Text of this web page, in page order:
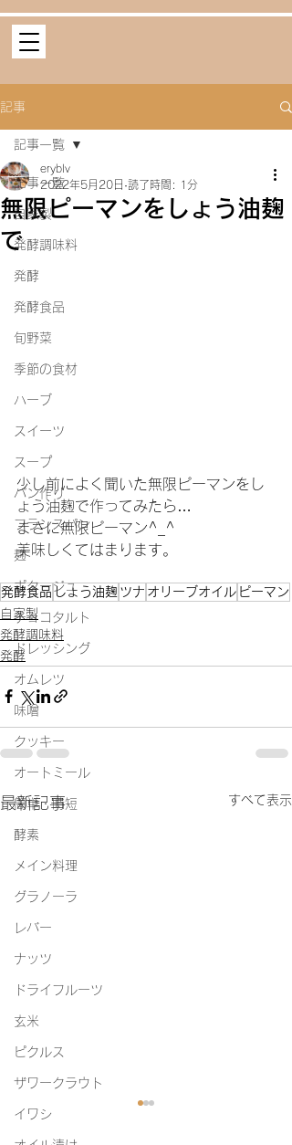
記事
記事一覧
自家製
発酵調味料
発酵
発酵食品
旬野菜
季節の食材
ハーブ
スイーツ
スープ
パン作り
フランスパン
麹
ポタージュ
チョコタルト
ドレッシング
オムレツ
味噌
クッキー
オートミール
簡単・時短
酵素
メイン料理
グラノーラ
レバー
ナッツ
ドライフルーツ
玄米
ピクルス
ザワークラウト
イワシ
記事一覧
無限ピーマンをしょう油麹
で
eryblv
2022年5月20日 読了時間: 1分
少し前によく聞いた無限ピーマンをし
ょう油麹で作ってみたら…
まさに無限ピーマン^_^
美味しくてはまります。
発酵食品 しょう油麹 ツナ オリーブオイル ピーマン
自家製
発酵調味料
発酵
最新記事 すべて表示